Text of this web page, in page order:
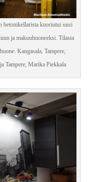
kuoriutui uusi
ja makuuhuoneeksi. Tilasta
Kangasala, Tampere,
Tampere, Marika Piekkala